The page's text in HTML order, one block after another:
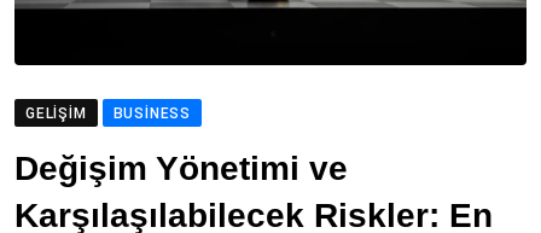
GELIŞIM BUSINESS
Değişim Yönetimi ve
Karşılaşılabilecek Riskler: En